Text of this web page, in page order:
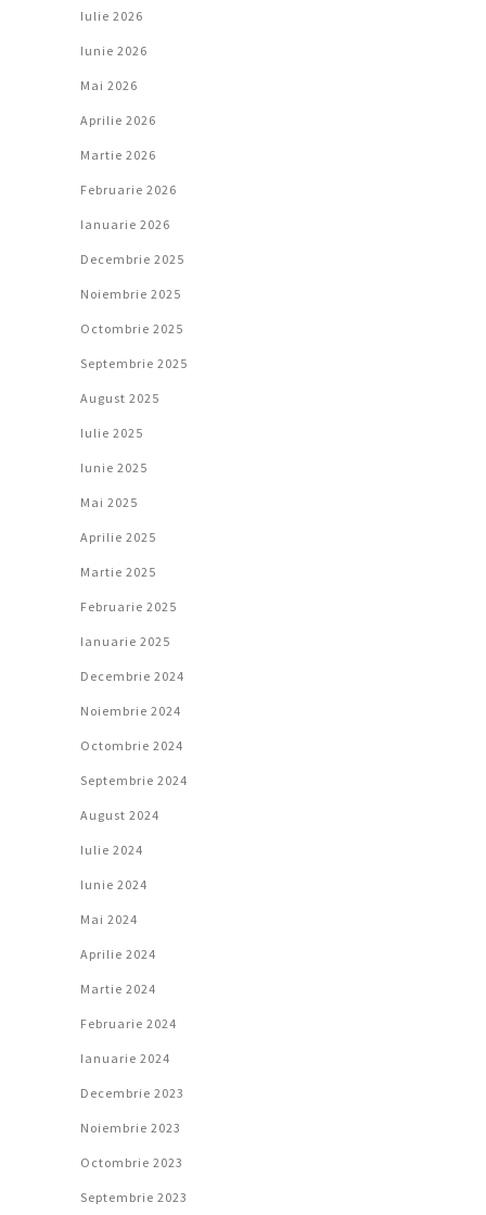
Iulie 2026
Iunie 2026
Mai 2026
Aprilie 2026
Martie 2026
Februarie 2026
Ianuarie 2026
Decembrie 2025
Noiembrie 2025
Octombrie 2025
Septembrie 2025
August 2025
Iulie 2025
Iunie 2025
Mai 2025
Aprilie 2025
Martie 2025
Februarie 2025
Ianuarie 2025
Decembrie 2024
Noiembrie 2024
Octombrie 2024
Septembrie 2024
August 2024
Iulie 2024
Iunie 2024
Mai 2024
Aprilie 2024
Martie 2024
Februarie 2024
Ianuarie 2024
Decembrie 2023
Noiembrie 2023
Octombrie 2023
Septembrie 2023